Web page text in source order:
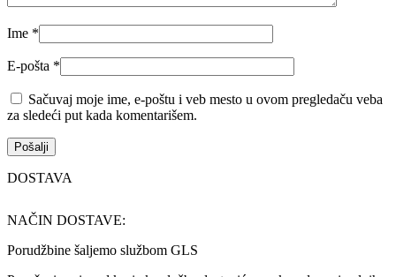
Ime *
E-pošta *
Sačuvaj moje ime, e-poštu i veb mesto u ovom pregledaču veba
za sledeći put kada komentarišem.
DOSTAVA
NAČIN DOSTAVE:
Porudžbine šaljemo službom GLS